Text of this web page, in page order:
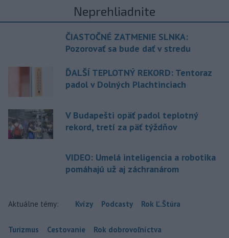
Neprehliadnite
ČIASTOČNÉ ZATMENIE SLNKA:
Pozorovať sa bude dať v stredu
ĎALŠÍ TEPLOTNÝ REKORD: Tentoraz
padol v Dolných Plachtinciach
V Budapešti opäť padol teplotný
rekord, tretí za päť týždňov
VIDEO: Umelá inteligencia a robotika
pomáhajú už aj záchranárom
Aktuálne témy: Kvízy Podcasty Rok Ľ.Štúra
Turizmus Cestovanie Rok dobrovoľníctva